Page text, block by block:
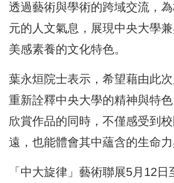
透過藝術與學術的跨域交流，
元的人文氣息，展現中央大學
美感素養的文化特色。
葉永烜院士表示，希望藉由此
重新詮釋中央大學的精神與特
欣賞作品的同時，不僅感受到
遠，也能體會其中蘊含的生命力
「中大旋律」藝術聯展5月12日